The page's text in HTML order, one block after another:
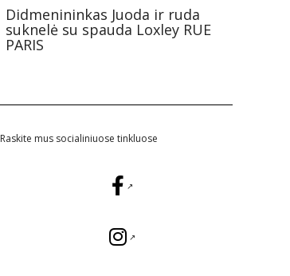
Didmenininkas Juoda ir ruda
suknelė su spauda Loxley RUE
PARIS
Raskite mus socialiniuose tinkluose